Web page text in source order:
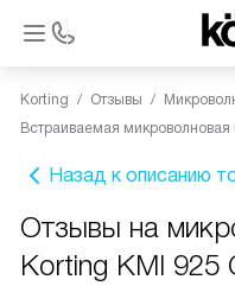
Korting Отзывы
Встраиваемая
Назад к описанию
Отзывы на
Korting KMI 925